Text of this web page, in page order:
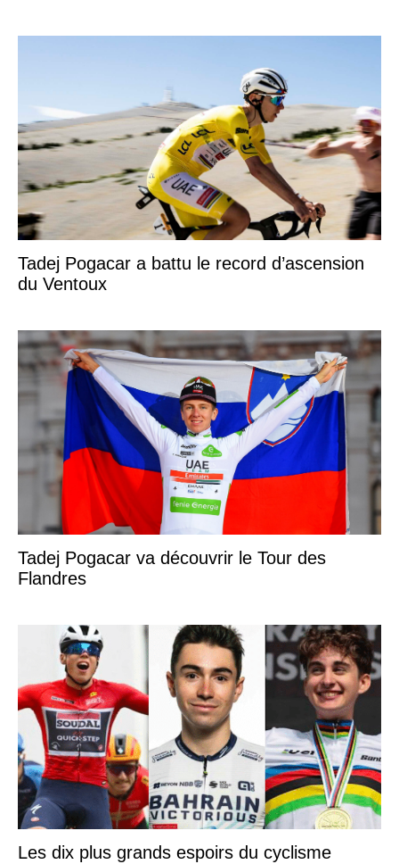
Tadej Pogacar a battu le record d’ascension
du Ventoux
Tadej Pogacar va découvrir le Tour des
Flandres
Les dix plus grands espoirs du cyclisme